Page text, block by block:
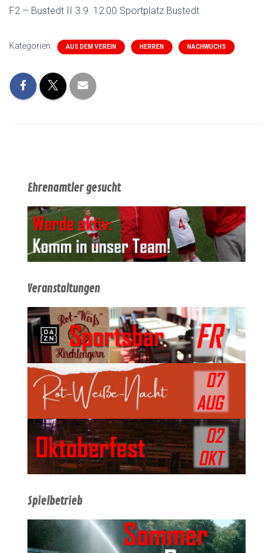
F2 – Bustedt II 3.9. 12:00 Sportplatz Bustedt
Kategorien: AUS DEM VEREIN HERREN NACHWUCHS
Ehrenamtler gesucht
Veranstaltungen
Spielbetrieb